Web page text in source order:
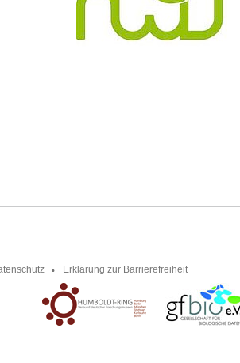
Erklärung zur Barrierefreiheit